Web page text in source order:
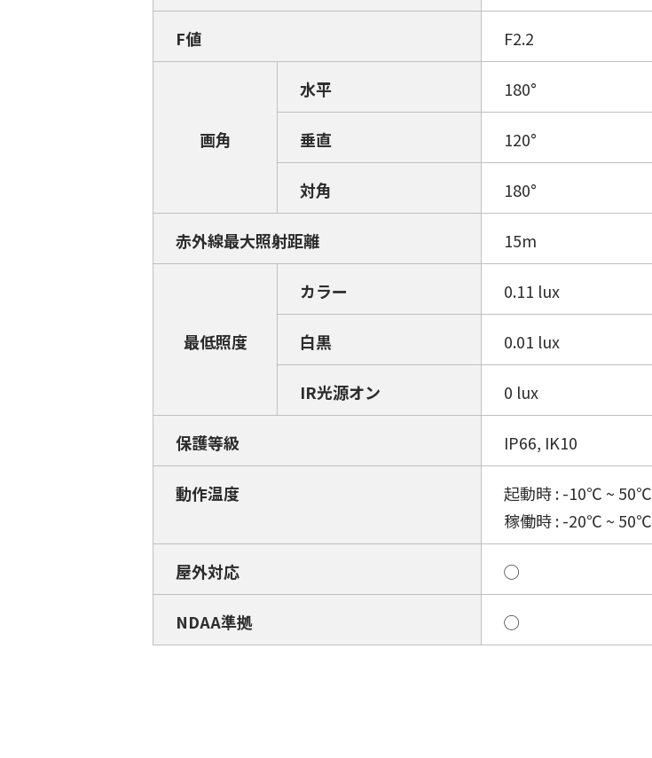
F値 F2.2
画角
水平 180°
垂直 120°
対角 180°
赤外線最大照射距離 15m
最低照度
カラー 0.11 lux
白黒 0.01 lux
IR光源オン 0 lux
保護等級 IP66, IK10
動作温度
起動時 : -10℃ ~ 50℃
稼働時 : -20℃ ~ 50℃
屋外対応 ◯
NDAA準拠 ◯